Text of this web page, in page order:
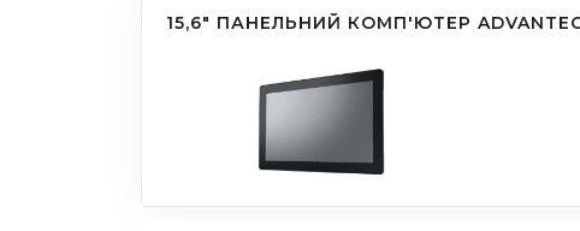
15,6" ПАНЕЛЬНИЙ КОМП'ЮТЕР